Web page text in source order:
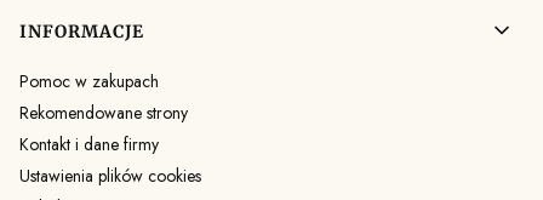
INFORMACJE
Pomoc w zakupach
Rekomendowane strony
Kontakt i dane firmy
Ustawienia plików cookies